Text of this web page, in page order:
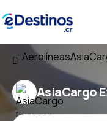
Aerolíneas
AsiaCargo